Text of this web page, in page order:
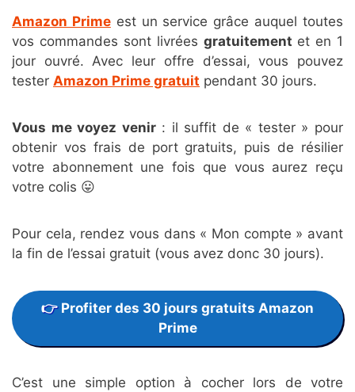
Amazon Primeest un service grâce auquel toutes
vos commandes sont livrées gratuitement et en 1
jour ouvré. Avec leur offre d’essai, vous pouvez
tester Amazon Prime gratuit pendant 30 jours.
Vous me voyez venir: il suffit de « tester » pour
obtenir vos frais de port gratuits, puis de résilier
votre abonnement une fois que vous aurez reçu
votre colis 😛
Pour cela, rendez vous dans « Mon compte » avant
la fin de l’essai gratuit (vous avez donc 30 jours).
Profiter des 30 jours gratuits Amazon
Prime
C’est une simple option à cocher lors de votre